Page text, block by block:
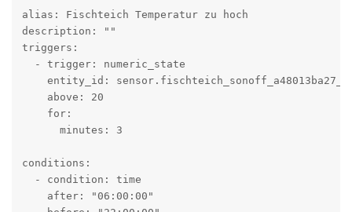
alias: Fischteich Temperatur zu hoch
description: ""
triggers:
  - trigger: numeric_state
entity_id:
    above: 20
    for:
      minutes: 3
conditions:
  - condition: time
    after: "06:00:00"